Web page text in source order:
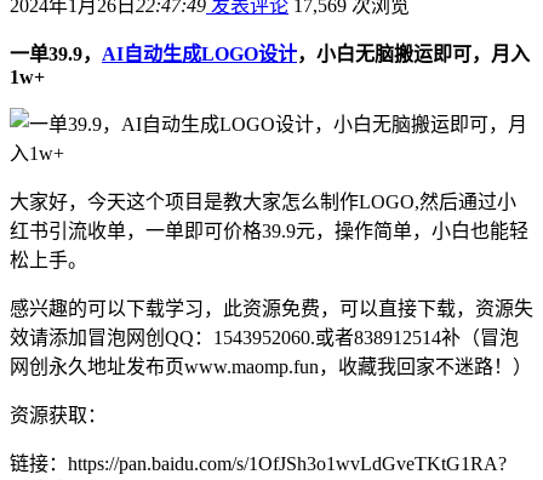
2024年1月26日 22:47:49 发表评论 17,569 次浏览
一单39.9， AI自动生成LOGO设计，小白无脑搬运即可，月入
1w+
大家好，今天这个项目是教大家怎么制作LOGO,然后通过小
红书引流收单，一单即可价格39.9元，操作简单，小白也能轻
松上手。
感兴趣的可以下载学习，此资源免费，可以直接下载，资源失
效请添加冒泡网创QQ：1543952060.或者838912514补（冒泡
网创永久地址发布页www.maomp.fun，收藏我回家不迷路！）
资源获取：
链接：https://pan.baidu.com/s/1OfJSh3o1wvLdGveTKtG1RA?